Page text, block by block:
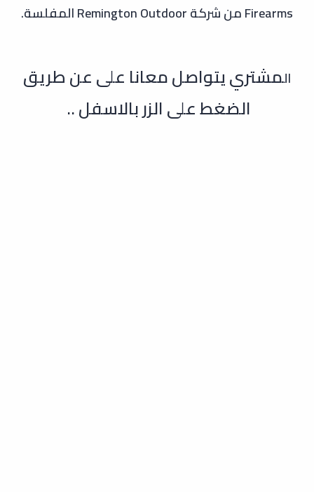
Firearms من شركة Remington Outdoor المفلسة.
المشتري يتواصل معانا على عن طريق
الضغط على الزر بالاسفل ..